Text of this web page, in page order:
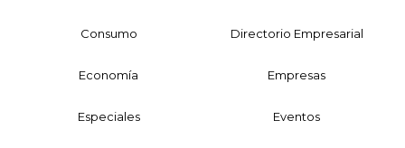
Consumo Directorio Empresarial
Economía Empresas
Especiales Eventos